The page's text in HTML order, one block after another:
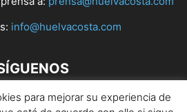
info@huelvacosta.com
para mejorar su experiencia de